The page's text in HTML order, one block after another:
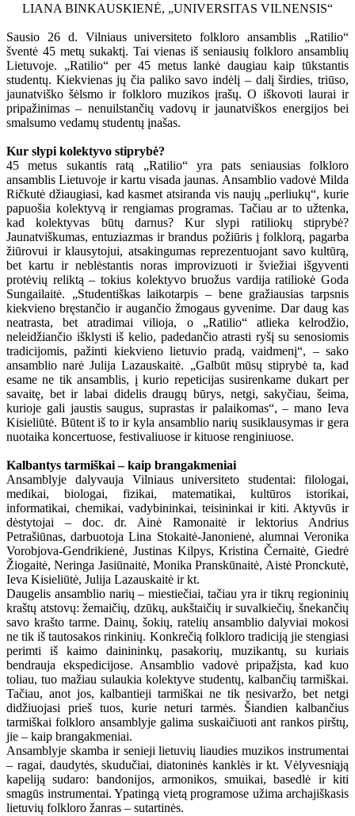
LIANA BINKAUSKIENĖ, „UNIVERSITAS VILNENSIS“
Sausio 26 d. Vilniaus universiteto folkloro ansamblis „Ratilio“
šventė 45 metų sukaktį. Tai vienas iš seniausių folkloro ansamblių
Lietuvoje. „Ratilio“ per 45 metus lankė daugiau kaip tūkstantis
studentų. Kiekvienas jų čia paliko savo indėlį – dalį širdies, triūso,
jaunatviško šėlsmo ir folkloro muzikos įrašų. O iškovoti laurai ir
pripažinimas – nenuilstančių vadovų ir jaunatviškos energijos bei
smalsumo vedamų studentų įnašas.
Kur slypi kolektyvo stiprybė?
45 metus sukantis ratą „Ratilio“ yra pats seniausias folkloro
ansamblis Lietuvoje ir kartu visada jaunas. Ansamblio vadovė Milda
Ričkutė džiaugiasi, kad kasmet atsiranda vis naujų „perliukų“, kurie
papuošia kolektyvą ir rengiamas programas. Tačiau ar to užtenka,
kad kolektyvas būtų darnus? Kur slypi ratiliokų stiprybė?
Jaunatviškumas, entuziazmas ir brandus požiūris į folklorą, pagarba
žiūrovui ir klausytojui, atsakingumas reprezentuojant savo kultūrą,
bet kartu ir neblėstantis noras improvizuoti ir šviežiai išgyventi
protėvių reliktą – tokius kolektyvo bruožus vardija ratiliokė Goda
Sungailaitė. „Studentiškas laikotarpis – bene gražiausias tarpsnis
kiekvieno bręstančio ir augančio žmogaus gyvenime. Dar daug kas
neatrasta, bet atradimai vilioja, o „Ratilio“ atlieka kelrodžio,
neleidžiančio išklysti iš kelio, padedančio atrasti ryšį su senosiomis
tradicijomis, pažinti kiekvieno lietuvio pradą, vaidmenį“, – sako
ansamblio narė Julija Lazauskaitė. „Galbūt mūsų stiprybė ta, kad
esame ne tik ansamblis, į kurio repeticijas susirenkame dukart per
savaitę, bet ir labai didelis draugų būrys, netgi, sakyčiau, šeima,
kurioje gali jaustis saugus, suprastas ir palaikomas“, – mano Ieva
Kisieliūtė. Būtent iš to ir kyla ansamblio narių susiklausymas ir gera
nuotaika koncertuose, festivaliuose ir kituose renginiuose.
Kalbantys tarmiškai – kaip brangakmeniai
Ansamblyje dalyvauja Vilniaus universiteto studentai: filologai,
medikai, biologai, fizikai, matematikai, kultūros istorikai,
informatikai, chemikai, vadybininkai, teisininkai ir kiti. Aktyvūs ir
dėstytojai – doc. dr. Ainė Ramonaitė ir lektorius Andrius
Petrašiūnas, darbuotoja Lina Stokaitė-Janonienė, alumnai Veronika
Vorobjova-Gendrikienė, Justinas Kilpys, Kristina Černaitė, Giedrė
Žiogaitė, Neringa Jasiūnaitė, Monika Pranskūnaitė, Aistė Pronckutė,
Ieva Kisieliūtė, Julija Lazauskaitė ir kt.
Daugelis ansamblio narių – miestiečiai, tačiau yra ir tikrų regioninių
kraštų atstovų: žemaičių, dzūkų, aukštaičių ir suvalkiečių, šnekančių
savo krašto tarme. Dainų, šokių, ratelių ansamblio dalyviai mokosi
ne tik iš tautosakos rinkinių. Konkrečią folkloro tradiciją jie stengiasi
perimti iš kaimo dainininkų, pasakorių, muzikantų, su kuriais
bendrauja ekspedicijose. Ansamblio vadovė pripažįsta, kad kuo
toliau, tuo mažiau sulaukia kolektyve studentų, kalbančių tarmiškai.
Tačiau, anot jos, kalbantieji tarmiškai ne tik nesivaržo, bet netgi
didžiuojasi prieš tuos, kurie neturi tarmės. Šiandien kalbančius
tarmiškai folkloro ansamblyje galima suskaičiuoti ant rankos pirštų,
jie – kaip brangakmeniai.
Ansamblyje skamba ir senieji lietuvių liaudies muzikos instrumentai
– ragai, daudytės, skudučiai, diatoninės kanklės ir kt. Vėlyvesniąją
kapeliją sudaro: bandonijos, armonikos, smuikai, basedlė ir kiti
smagūs instrumentai. Ypatingą vietą programose užima archajiškasis
lietuvių folkloro žanras – sutartinės.